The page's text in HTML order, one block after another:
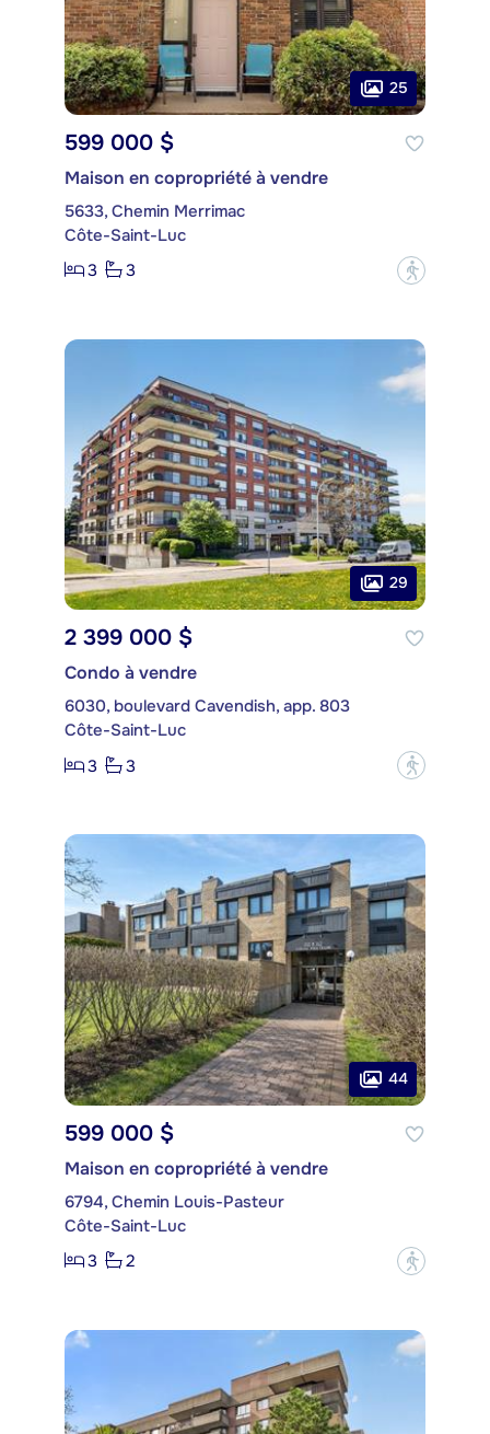
25
599 000 $
Maison en copropriété à vendre
5633, Chemin Merrimac
Côte-Saint-Luc
3
3 ?
29
2 399 000 $
Condo à vendre
6030, boulevard Cavendish, app. 803
Côte-Saint-Luc
3
3 ?
44
599 000 $
Maison en copropriété à vendre
6794, Chemin Louis-Pasteur
Côte-Saint-Luc
3
2 ?